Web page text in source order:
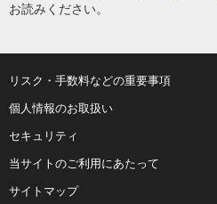
お読みください。
リスク・手数料などの重要事項
個人情報のお取扱い
セキュリティ
当サイトのご利用にあたって
サイトマップ